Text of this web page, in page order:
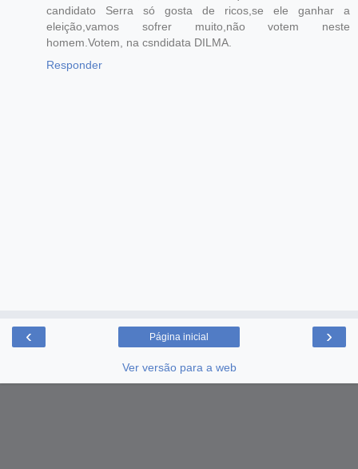
candidato Serra só gosta de ricos,se ele ganhar a
eleição,vamos sofrer muito,não votem neste
homem.Votem, na csndidata DILMA.
Responder
‹ ›
Página inicial
Ver versão para a web